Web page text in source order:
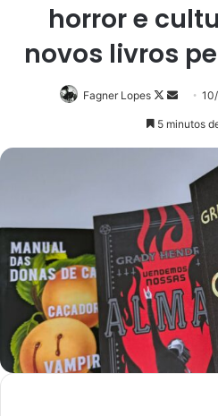
horror e
novos livros
Fagner Lopes
Follow
Mande
5 minutos